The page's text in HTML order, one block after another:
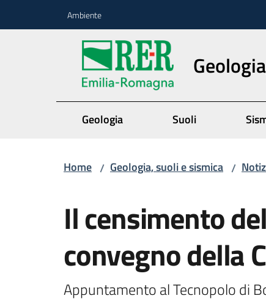
Ambiente
Geologia Suoli
Home / Geologia, suoli e sismica /
Il censimento
convegno della
Appuntamento al Tecnopolo di